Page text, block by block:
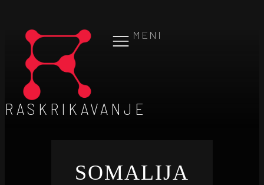
MENI
RASKRIKAVANJE
SOMALIJA